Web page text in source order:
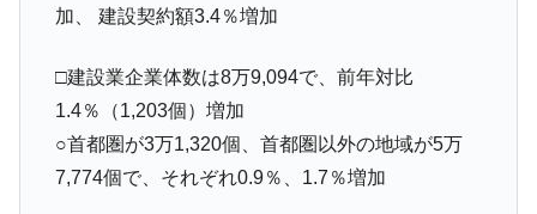
『Money1』
『韓国銀行』が「金の保有量を増やしま
韓国･外為取引量「1日当たり1,214.4億ド
ル」まで拡大 ⇒ 海外資金の動きに強く左右される状態
『Money1』
韓国･帰ってきた李在明。李在明を支持しな
い「50.5％」に上昇
加、 建設契約額3.4％増加
□建設業企業体数は8万9,094で、前年対比
1.4％（1,203個）増加
○首都圏が3万1,320個、首都圏以外の地域が5万
7,774個で、それぞれ0.9％、1.7％増加